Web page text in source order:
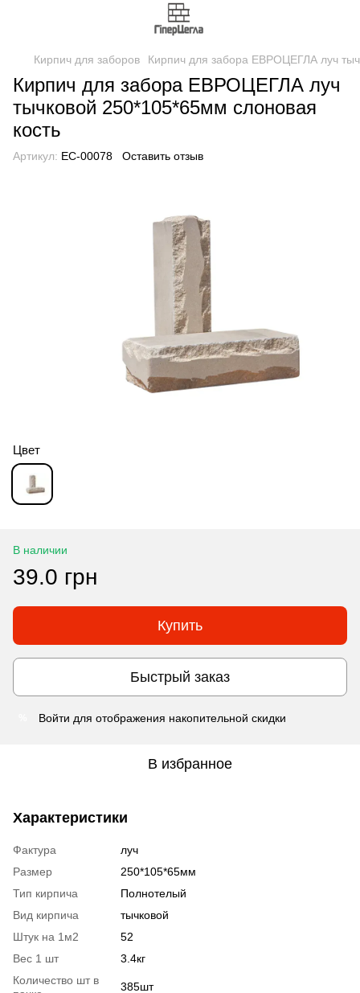
Кирпич для заборов Кирпич для забора ЕВРОЦЕГЛА луч
Кирпич для забора ЕВРОЦЕГЛА луч
тычковой 250*105*65мм слоновая
кость
Артикул: EC-00078 Оставить отзыв
Цвет
В наличии
39.0 грн
Купить
Быстрый заказ
Войти для отображения накопительной скидки
В избранное
Характеристики
Фактура
луч
Размер
250*105*65мм
Тип кирпича
Полнотелый
Вид кирпича
тычковой
Штук на 1м2
52
Вес 1 шт
3.4кг
Количество шт в
385шт